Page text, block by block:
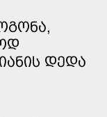
ᲓᲔᲓᲐ